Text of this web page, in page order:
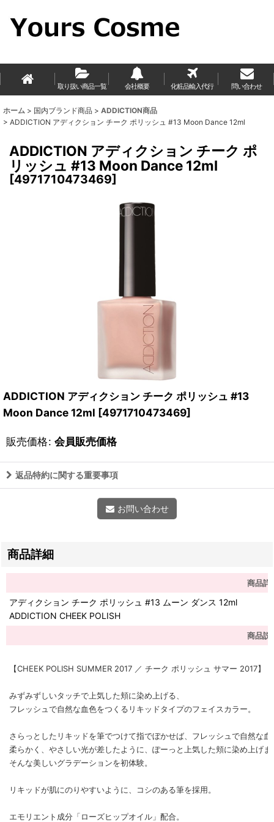
取り扱い商品一覧 会社概要 化粧品輸入代行 問い合わせ
ホーム > 国内ブランド商品 > ADDICTION商品
> ADDICTION アディクション チーク ポリッシュ #13 Moon Dance 12ml
ADDICTION アディクション チーク ポ
リッシュ #13 Moon Dance 12ml
[4971710473469]
ADDICTION アディクション チーク ポリッシュ #13
Moon Dance 12ml [4971710473469]
販売価格: 会員販売価格
返品特約に関する重要事項
お問い合わせ
商品詳細
商品詳
アディクション チーク ポリッシュ #13 ムーン ダンス 12ml
ADDICTION CHEEK POLISH
商品説
【CHEEK POLISH SUMMER 2017 ／ チーク ポリッシュ サマー 2017】
みずみずしいタッチで上気した頬に染め上げる、
フレッシュで自然な血色をつくるリキッドタイプのフェイスカラー。
さらっとしたリキッドを筆でつけて指でぼかせば、フレッシュで自然な血
柔らかく、やさしい光が差したように、ぽーっと上気した頬に染め上げま
そんな美しいグラデーションを初体験。
リキッドが肌にのりやすいように、コシのある筆を採用。
エモリエント成分「ローズヒップオイル」配合。